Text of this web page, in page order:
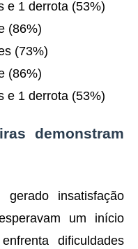
e 1 derrota (53%)
(86%)
(73%)
(86%)
e 1 derrota (53%)
demonstram
insatisfação
um início
dificuldades